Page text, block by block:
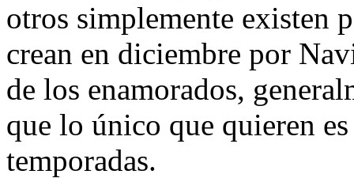
otros simplemente existen
crean en diciembre por
de los enamorados,
que lo único que quieren
temporadas.